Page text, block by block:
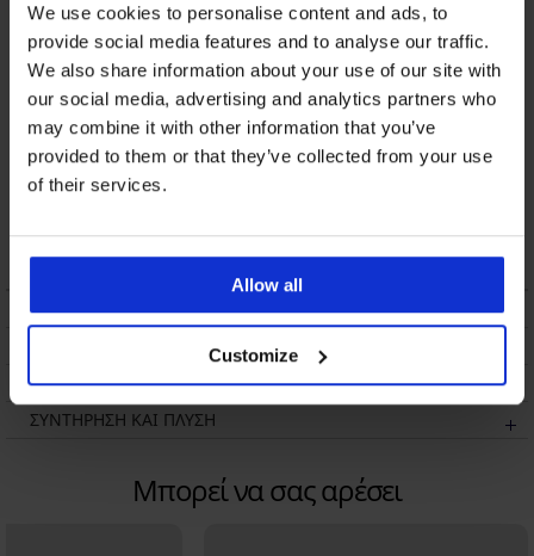
We use cookies to personalise content and ads, to
provide social media features and to analyse our traffic.
We also share information about your use of our site with
our social media, advertising and analytics partners who
may combine it with other information that you’ve
provided to them or that they’ve collected from your use
of their services.
Allow all
Customize
Σλιπ Angelia New
κλασικό
7,50 €
ΠΕΡΙΓΡΑΦΗ
ΑΠΟΣΤΟΛΗ ΚΑΙ ΠΛΗΡΩΜΗ
ΑΛΛΑΓΗ
ΣΥΝΤΗΡΗΣΗ ΚΑΙ ΠΛΥΣΗ
Μπορεί να σας αρέσει